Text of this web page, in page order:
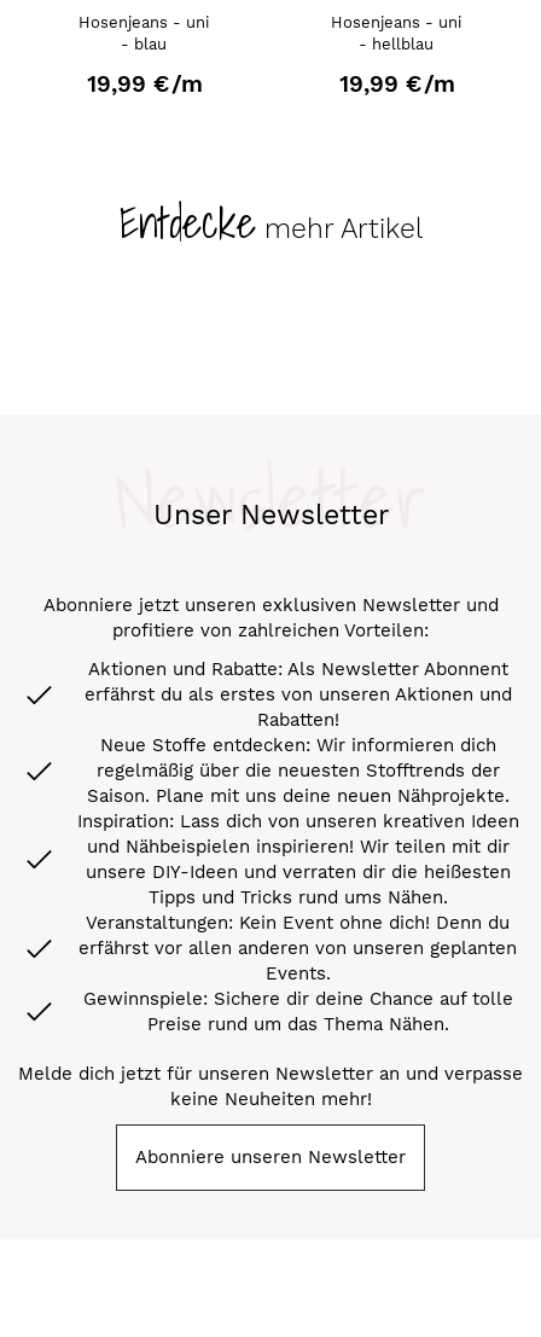
Hosenjeans - uni
- blau
19,99 €/m
Hosenjeans - uni
- hellblau
19,99 €/m
Entdeckemehr Artikel
Unser Newsletter
Newsletter
Abonniere jetzt unseren exklusiven Newsletter und
profitiere von zahlreichen Vorteilen:
Aktionen und Rabatte: Als Newsletter Abonnent
erfährst du als erstes von unseren Aktionen und
Rabatten!
Neue Stoffe entdecken: Wir informieren dich
regelmäßig über die neuesten Stofftrends der
Saison. Plane mit uns deine neuen Nähprojekte.
Inspiration: Lass dich von unseren kreativen Ideen
und Nähbeispielen inspirieren! Wir teilen mit dir
unsere DIY-Ideen und verraten dir die heißesten
Tipps und Tricks rund ums Nähen.
Veranstaltungen: Kein Event ohne dich! Denn du
erfährst vor allen anderen von unseren geplanten
Events.
Gewinnspiele: Sichere dir deine Chance auf tolle
Preise rund um das Thema Nähen.
Melde dich jetzt für unseren Newsletter an und verpasse
keine Neuheiten mehr!
Abonniere unseren Newsletter